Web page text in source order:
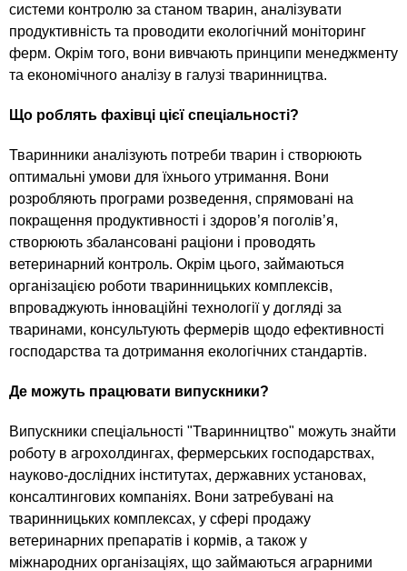
.
i
n
f
o
а
д
і
в
системи контролю за станом тварин, аналізувати
продуктивність та проводити екологічний моніторинг
ферм. Окрім того, вони вивчають принципи менеджменту
та економічного аналізу в галузі тваринництва.
Що роблять фахівці цієї спеціальності?
Тваринники аналізують потреби тварин і створюють
оптимальні умови для їхнього утримання. Вони
розробляють програми розведення, спрямовані на
покращення продуктивності і здоров’я поголів’я,
створюють збалансовані раціони і проводять
ветеринарний контроль. Окрім цього, займаються
організацією роботи тваринницьких комплексів,
впроваджують інноваційні технології у догляді за
тваринами, консультують фермерів щодо ефективності
господарства та дотримання екологічних стандартів.
Де можуть працювати випускники?
Випускники спеціальності "Тваринництво" можуть знайти
роботу в агрохолдингах, фермерських господарствах,
науково-дослідних інститутах, державних установах,
консалтингових компаніях. Вони затребувані на
тваринницьких комплексах, у сфері продажу
ветеринарних препаратів і кормів, а також у
міжнародних організаціях, що займаються аграрними